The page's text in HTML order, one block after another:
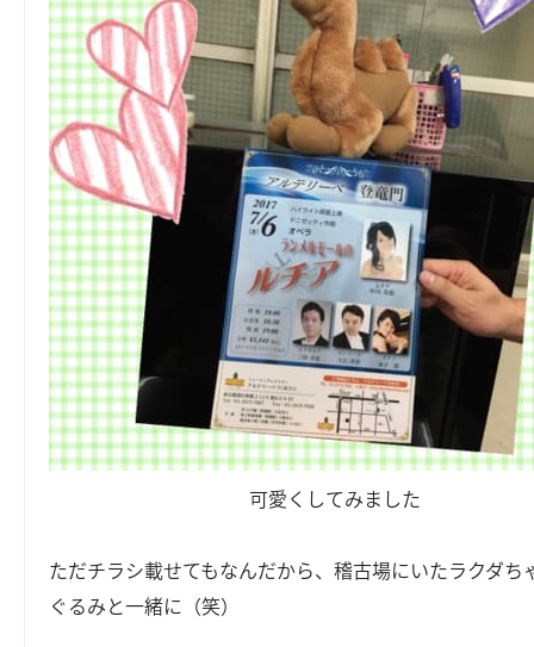
可愛くしてみました
ただチラシ載せてもなんだから、稽古場にいたラクダち
ぐるみと一緒に（笑）